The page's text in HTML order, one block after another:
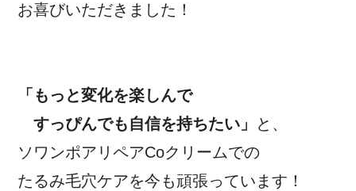
お喜びいただきました！
「もっと変化を楽しんで
すっぴんでも自信を持ちたい」
と、
ソワンポアリペアCoクリームでの
たるみ毛穴ケアを今も頑張っています！